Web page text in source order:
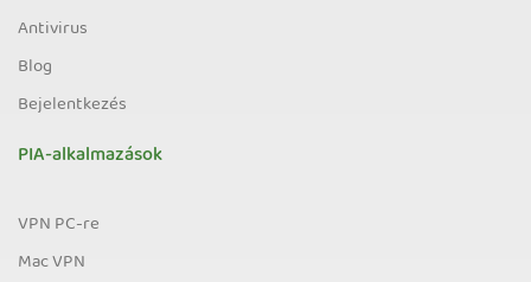
Antivirus
Blog
Bejelentkezés
PIA-alkalmazások
VPN PC-re
Mac VPN